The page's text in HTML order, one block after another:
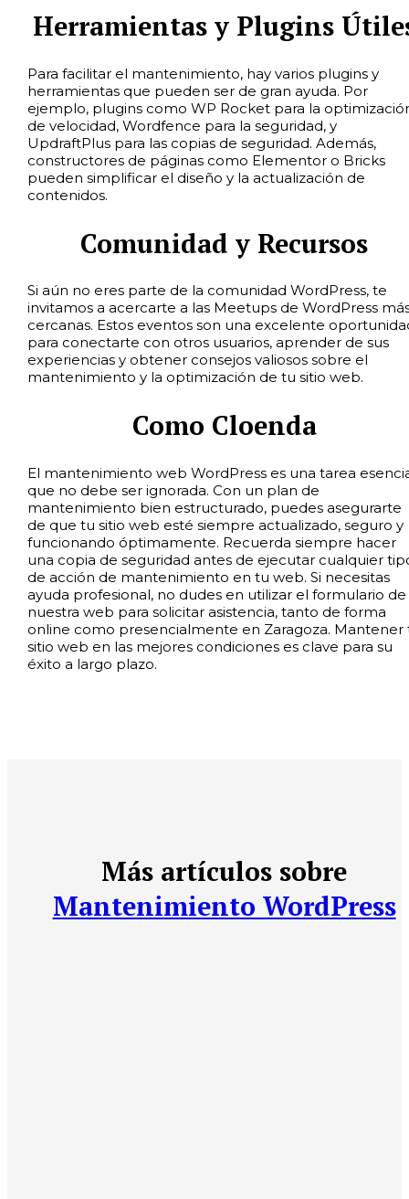
Herramientas y Plugins
Para facilitar el mantenimiento, hay varios plugins y
herramientas que pueden ser de gran ayuda. Por
ejemplo, plugins como WP Rocket para la
de velocidad, Wordfence para la seguridad, y
UpdraftPlus para las copias de seguridad. Además,
constructores de páginas como Elementor o Bricks
pueden simplificar el diseño y la actualización de
contenidos.
Comunidad y Recursos
Si aún no eres parte de la comunidad WordPress, te
invitamos a acercarte a las Meetups de WordPress
cercanas. Estos eventos son una excelente
para conectarte con otros usuarios, aprender de sus
experiencias y obtener consejos valiosos sobre el
mantenimiento y la optimización de tu sitio web.
Como Cloenda
El mantenimiento web WordPress es una tarea
que no debe ser ignorada. Con un plan de
mantenimiento bien estructurado, puedes asegurarte
de que tu sitio web esté siempre actualizado, seguro y
funcionando óptimamente. Recuerda siempre hacer
una copia de seguridad antes de ejecutar cualquier
de acción de mantenimiento en tu web. Si necesitas
ayuda profesional, no dudes en utilizar el formulario de
nuestra web para solicitar asistencia, tanto de forma
online como presencialmente en Zaragoza. Mantener
sitio web en las mejores condiciones es clave para su
éxito a largo plazo.
Más artículos sobre
Mantenimiento WordPress